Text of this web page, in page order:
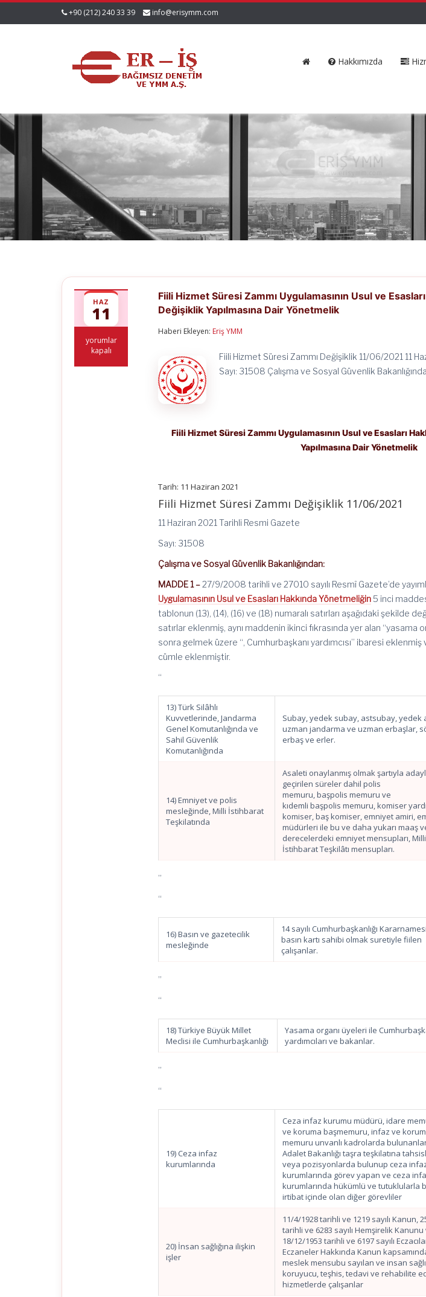
+90 (212) 240 33 39 info@erisymm.com
Hakkımızda
HAZ
11
Fiili
Hizmet
yorumlar
kapalı
Fiili Hizmet Süresi Zammı Uygulamasının Usul ve
Değişiklik Yapılmasına Dair Yönetmelik
Haberi Ekleyen: Eriş YMM
Fiili Hizmet Süresi Zammı Değişiklik 11/06/2021 11
Sayı: 31508 Çalışma ve Sosyal Güvenlik
Fiili Hizmet Süresi Zammı Uygulamasının Usul ve Esasları
Yapılmasına Dair Yönetmelik
Tarih: 11 Haziran 2021
Fiili Hizmet Süresi Zammı Değişiklik 11/06/2021
11 Haziran 2021 Tarihli Resmi Gazete
Sayı: 31508
Çalışma ve Sosyal Güvenlik Bakanlığından:
MADDE 1 –27/9/2008 tarihli ve 27010 sayılı Resmî Gazete’de
Uygulamasının Usul ve Esasları Hakkında Yönetmeliğin5 inci
tablonun (13), (14), (16) ve (18) numaralı satırları aşağıdaki şekilde
satırlar eklenmiş, aynı maddenin ikinci fıkrasında yer alan “yasama
sonra gelmek üzere “, Cumhurbaşkanı yardımcısı” ibaresi eklenmiş
cümle eklenmiştir.
“
13) Türk Silâhlı
Kuvvetlerinde, Jandarma
Genel Komutanlığında ve
Sahil Güvenlik
Komutanlığında
Subay, yedek subay, astsubay, yedek
uzman jandarma ve uzman erbaşlar,
erbaş ve erler.
14) Emniyet ve polis
mesleğinde, Milli İstihbarat
Teşkilatında
Asaleti onaylanmış olmak şartıyla
geçirilen süreler dahil polis
memuru, başpolis memuru ve
kıdemli başpolis memuru, komiser
komiser, baş komiser, emniyet amiri,
müdürleri ile bu ve daha yukarı maaş
derecelerdeki emniyet mensupları, Milli
İstihbarat Teşkilâtı mensupları.
”
“
16) Basın ve gazetecilik
mesleğinde
14 sayılı Cumhurbaşkanlığı
basın kartı sahibi olmak suretiyle fiilen
çalışanlar.
”
“
18) Türkiye Büyük Millet
Meclisi ile Cumhurbaşkanlığı
Yasama organı üyeleri ile
yardımcıları ve bakanlar.
”
“
19) Ceza infaz
kurumlarında
Ceza infaz kurumu müdürü, idare
ve koruma başmemuru, infaz ve
memuru unvanlı kadrolarda
Adalet Bakanlığı taşra teşkilatına
veya pozisyonlarda bulunup ceza
kurumlarında görev yapan ve ceza
kurumlarında hükümlü ve tutuklularla
irtibat içinde olan diğer görevliler
20) İnsan sağlığına ilişkin
işler
11/4/1928 tarihli ve 1219 sayılı Kanun,
tarihli ve 6283 sayılı Hemşirelik Kanunu
18/12/1953 tarihli ve 6197 sayılı
Eczaneler Hakkında Kanun
meslek mensubu sayılan ve insan
koruyucu, teşhis, tedavi ve rehabilite
hizmetlerde çalışanlar